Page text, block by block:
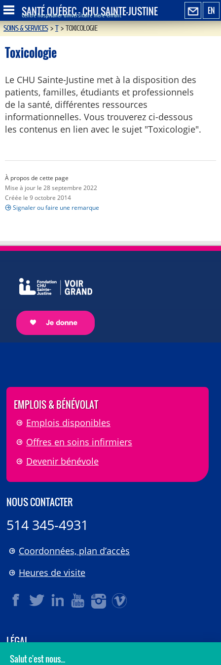
EN
SANTÉ QUÉBEC - CHU SAINTE-JUSTINE
Centre hospitalier universitaire mère-enfant
SOINS & SERVICES>T>TOXICOLOGIE
Toxicologie
Le CHU Sainte-Justine met à la disposition des
patients, familles, étudiants et professionnels
de la santé, différentes ressources
informationnelles. Vous trouverez ci-dessous
les contenus en lien avec le sujet "Toxicologie".
À propos de cette page
Mise à jour le 28 septembre 2022
Créée le 9 octobre 2014
Signaler ou faire une remarque
EMPLOIS & BÉNÉVOLAT
Emplois disponibles
Offres en soins infirmiers
Devenir bénévole
NOUS CONTACTER
514 345-4931
Coordonnées, plan d’accès
Heures de visite
LÉGAL
© 2006-2026CHU Sainte-Justine.